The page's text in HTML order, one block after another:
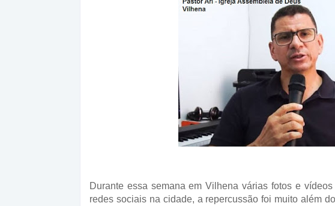
Durante essa semana em Vilhena várias fotos e
redes sociais na cidade, a repercussão foi muito além